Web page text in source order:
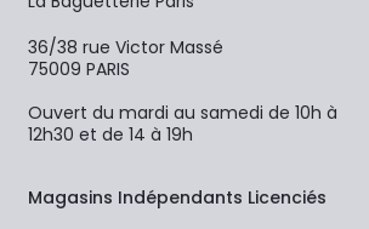
36/38 rue Victor Massé
75009 PARIS
Ouvert du mardi au samedi de 10h à
12h30 et de 14 à 19h
Magasins Indépendants Licenciés